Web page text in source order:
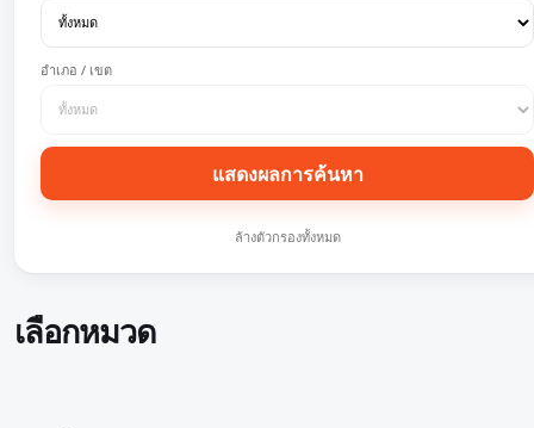
อำเภอ / เขต
แสดงผลการค้นหา
ล้างตัวกรองทั้งหมด
เลือกหมวด